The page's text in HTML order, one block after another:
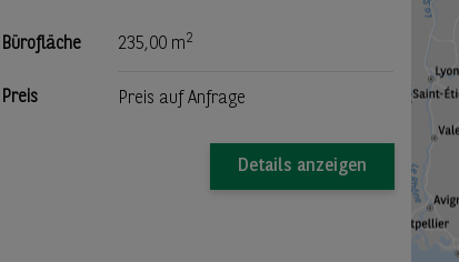
Bürofläche 235,00 m2
Preis Preis auf Anfrage
Details anzeigen